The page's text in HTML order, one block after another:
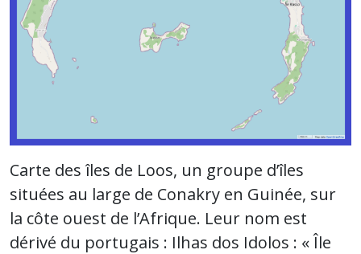
Carte des îles de Loos, un groupe d’îles
situées au large de Conakry en Guinée, sur
la côte ouest de l’Afrique. Leur nom est
dérivé du portugais : Ilhas dos Idolos : « Île